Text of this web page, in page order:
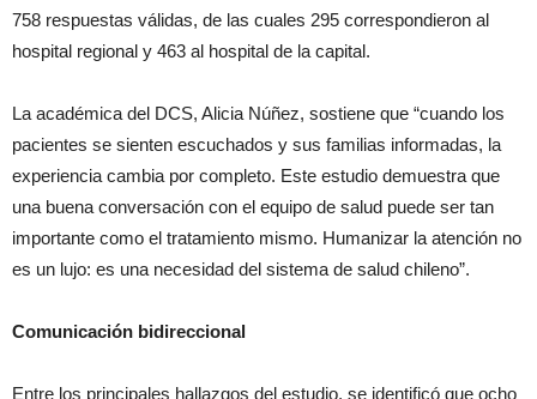
758 respuestas válidas, de las cuales 295 correspondieron al
hospital regional y 463 al hospital de la capital.
La académica del DCS, Alicia Núñez, sostiene que “cuando los
pacientes se sienten escuchados y sus familias informadas, la
experiencia cambia por completo. Este estudio demuestra que
una buena conversación con el equipo de salud puede ser tan
importante como el tratamiento mismo. Humanizar la atención no
es un lujo: es una necesidad del sistema de salud chileno”.
Comunicación bidireccional
Entre los principales hallazgos del estudio, se identificó que ocho